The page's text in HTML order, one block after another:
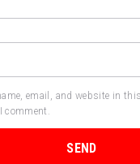
email, and website in
comment.